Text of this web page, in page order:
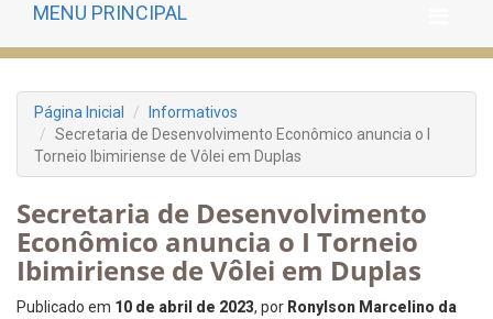
MENU PRINCIPAL
Página Inicial
Informativos
Secretaria de Desenvolvimento Econômico anuncia o I
Torneio Ibimiriense de Vôlei em Duplas
Secretaria de Desenvolvimento
Econômico anuncia o I Torneio
Ibimiriense de Vôlei em Duplas
Publicado em 10 de abril de 2023, por Ronylson Marcelino da